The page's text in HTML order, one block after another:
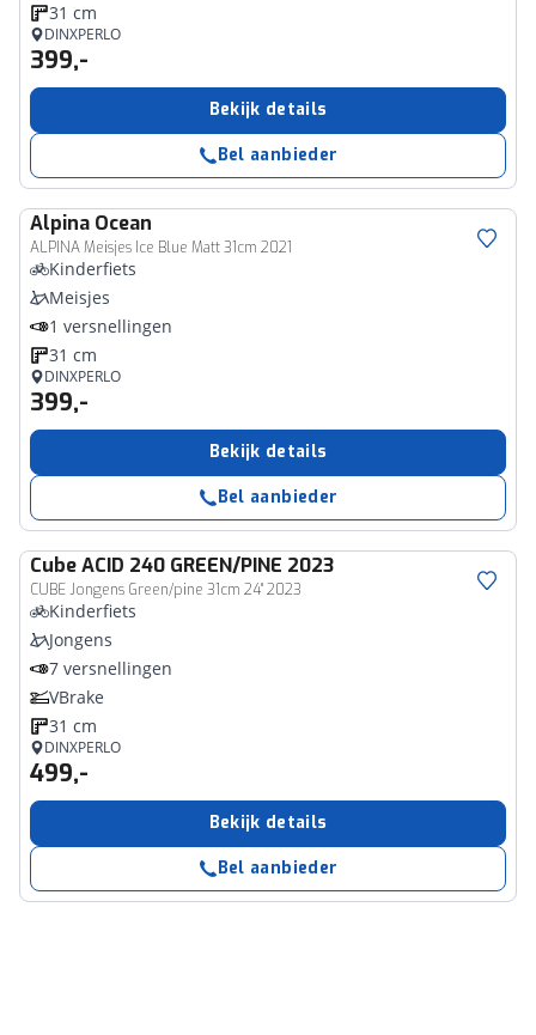
31 cm
DINXPERLO
399,-
Bekijk details
Bel aanbieder
Alpina Ocean
ALPINA Meisjes Ice Blue Matt 31cm 2021
Kinderfiets
Meisjes
1 versnellingen
31 cm
DINXPERLO
399,-
Bekijk details
Bel aanbieder
CubeACID 240 GREEN/PINE 2023
CUBE Jongens Green/pine 31cm 24" 2023
Kinderfiets
Jongens
7 versnellingen
VBrake
31 cm
DINXPERLO
499,-
Bekijk details
Bel aanbieder